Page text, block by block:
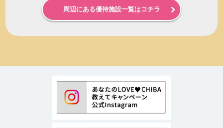
周辺にある優待施設一覧はコチラ